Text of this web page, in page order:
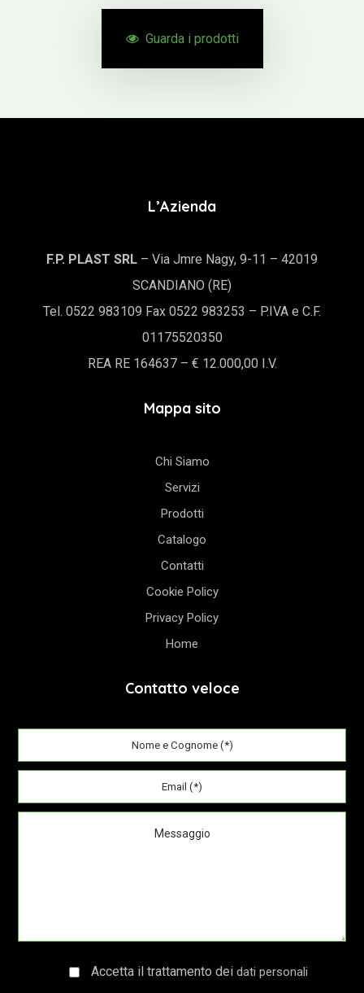
Guarda i prodotti
L’Azienda
F.P. PLAST SRL – Via Jmre Nagy, 9-11 – 42019
SCANDIANO (RE)
Tel. 0522 983109 Fax 0522 983253 – P.IVA e C.F.
01175520350
REA RE 164637 – € 12.000,00 I.V.
Mappa sito
Chi Siamo
Servizi
Prodotti
Catalogo
Contatti
Cookie Policy
Privacy Policy
Home
Contatto veloce
Accetta il trattamento dei dati personali